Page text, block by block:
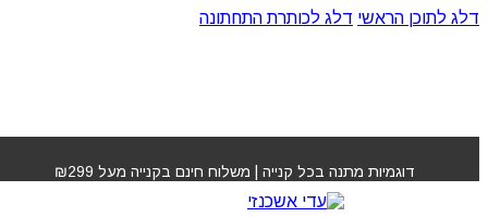
דלג לתוכן הראשי דלג לכותרת התחתונה
דוגמיות מתנה בכל קנייה | משלוח חינם בקנייה מעל ₪299